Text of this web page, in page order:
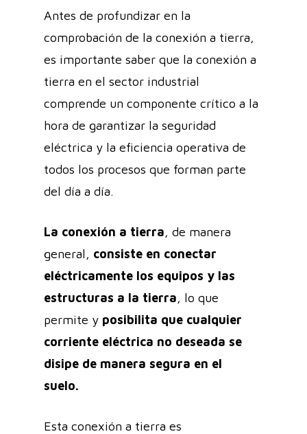
Antes de profundizar en la
comprobación de la conexión a tierra,
es importante saber que la conexión a
tierra en el sector industrial
comprende un componente crítico a la
hora de garantizar la seguridad
eléctrica y la eficiencia operativa de
todos los procesos que forman parte
del día a día.
La conexión a tierra, de manera
general, consiste en conectar
eléctricamente los equipos y las
estructuras a la tierra, lo que
permite y posibilita que cualquier
corriente eléctrica no deseada se
disipe de manera segura en el
suelo.
Esta conexión a tierra es